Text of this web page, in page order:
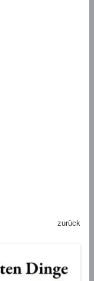
zurück